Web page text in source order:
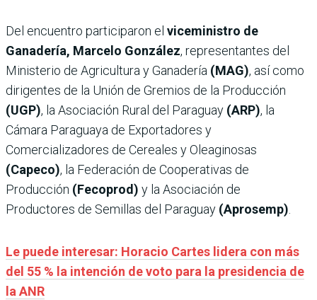
Del encuentro participaron el viceministro de
Ganadería, Marcelo González, representantes del
Ministerio de Agricultura y Ganadería (MAG), así como
dirigentes de la Unión de Gremios de la Producción
(UGP), la Asociación Rural del Paraguay (ARP), la
Cámara Paraguaya de Exportadores y
Comercializadores de Cereales y Oleaginosas
(Capeco), la Federación de Cooperativas de
Producción (Fecoprod) y la Asociación de
Productores de Semillas del Paraguay (Aprosemp).
Le puede interesar: Horacio Cartes lidera con más
del 55 % la intención de voto para la presidencia de
la ANR